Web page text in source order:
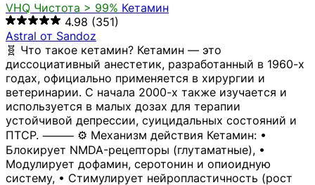
VHQ Чистота > 99% Кетамин
4.98 (351)
Astral от Sandoz
🧬 Что такое кетамин? Кетамин — это
диссоциативный анестетик, разработанный в 1960-х
годах, официально применяется в хирургии и
ветеринарии. С начала 2000-х также изучается и
используется в малых дозах для терапии
устойчивой депрессии, суицидальных состояний и
ПТСР. ⸻ ⚙️ Механизм действия Кетамин: •
Блокирует NMDA-рецепторы (глутаматные), •
Модулирует дофамин, серотонин и опиоидную
систему, • Стимулирует нейропластичность (рост